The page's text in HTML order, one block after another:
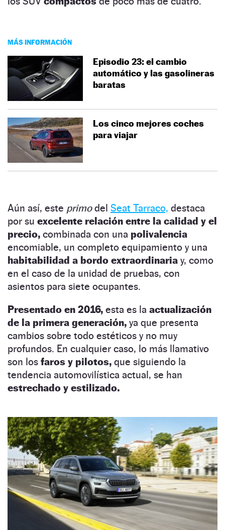
MÁS INFORMACIÓN
Episodio 23: el cambio
automático y las gasolineras
baratas
Los cinco mejores coches
para viajar
Aún así, este primodel Seat Tarraco, destaca
por su excelente relación entre la calidad y el
precio, combinada con una polivalencia
encomiable, un completo equipamiento y una
habitabilidad a bordo extraordinaria y, como
en el caso de la unidad de pruebas, con
asientos para siete ocupantes.
Presentado en 2016, esta es la actualización
de la primera generación, ya que presenta
cambios sobre todo estéticos y no muy
profundos. En cualquier caso, lo más llamativo
son los faros y pilotos, que siguiendo la
tendencia automovilística actual, se han
estrechado y estilizado.